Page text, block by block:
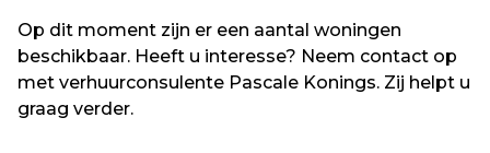
Op dit moment zijn er een aantal woningen
beschikbaar. Heeft u interesse? Neem contact op
met verhuurconsulente Pascale Konings. Zij helpt u
graag verder.